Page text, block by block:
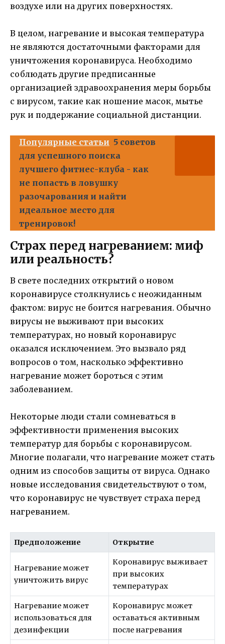
воздухе или на других поверхностях.
В целом, нагревание и высокая температура
не являются достаточными факторами для
уничтожения коронавируса. Необходимо
соблюдать другие предписанные
организацией здравоохранения меры борьбы
с вирусом, такие как ношение масок, мытье
рук и поддержание социальной дистанции.
Популярные статьи 5 советов
для успешного поиска
лучшего фитнес-клуба - как
не попасть в ловушку
разочарования и найти
идеальное место для
тренировок!
Страх перед нагреванием: миф
или реальность?
В свете последних открытий о новом
коронавирусе столкнулись с неожиданным
фактом: вирус не боится нагревания. Обычно
вирусы не выживают при высоких
температурах, но новый коронавирус
оказался исключением. Это вызвало ряд
вопросов о том, насколько эффективно
нагревание может бороться с этим
заболеванием.
Некоторые люди стали сомневаться в
эффективности применения высоких
температур для борьбы с коронавирусом.
Многие полагали, что нагревание может стать
одним из способов защиты от вируса. Однако
новые исследования свидетельствуют о том,
что коронавирус не чувствует страха перед
нагреванием.
Предположение Открытие
Нагревание может
уничтожить вирус
Коронавирус выживает
при высоких
температурах
Нагревание может
использоваться для
дезинфекции
Коронавирус может
оставаться активным
после нагревания